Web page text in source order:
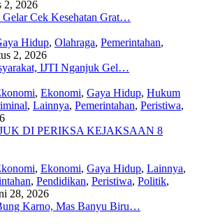
2, 2026
Cek Kesehatan Grat…
Hidup, Olahraga, Pemerintahan,
2, 2026
IJTI Nganjuk Gel…
, Ekonomi, Gaya Hidup, Hukum
, Lainnya, Pemerintahan, Peristiwa,
DI PERIKSA KEJAKSAAN 8
, Ekonomi, Gaya Hidup, Lainnya,
, Pendidikan, Peristiwa, Politik,
28, 2026
Karno, Mas Banyu Biru…